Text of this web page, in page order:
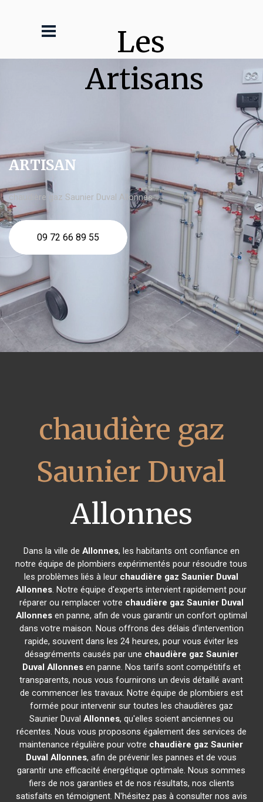
Les
Artisans
ARTISAN
chaudière gaz Saunier Duval Allonnes
09 72 66 89 55
chaudière gaz
Saunier Duval
Allonnes
Dans la ville de Allonnes, les habitants ont confiance en
notre équipe de plombiers expérimentés pour résoudre tous
les problèmes liés à leur chaudière gaz Saunier Duval
Allonnes. Notre équipe d'experts intervient rapidement pour
réparer ou remplacer votre chaudière gaz Saunier Duval
Allonnesen panne, afin de vous garantir un confort optimal
dans votre maison. Nous offrons des délais d'intervention
rapide, souvent dans les 24 heures, pour vous éviter les
désagréments causés par une chaudière gaz Saunier
Duval Allonnesen panne. Nos tarifs sont compétitifs et
transparents, nous vous fournirons un devis détaillé avant
de commencer les travaux. Notre équipe de plombiers est
formée pour intervenir sur toutes les chaudières gaz
Saunier DuvalAllonnes, qu'elles soient anciennes ou
récentes. Nous vous proposons également des services de
maintenance régulière pour votre chaudière gaz Saunier
Duval Allonnes, afin de prévenir les pannes et de vous
garantir une efficacité énergétique optimale. Nous sommes
fiers de nos garanties et de nos résultats, nos clients
satisfaits en témoignent. N'hésitez pas à consulter nos avis